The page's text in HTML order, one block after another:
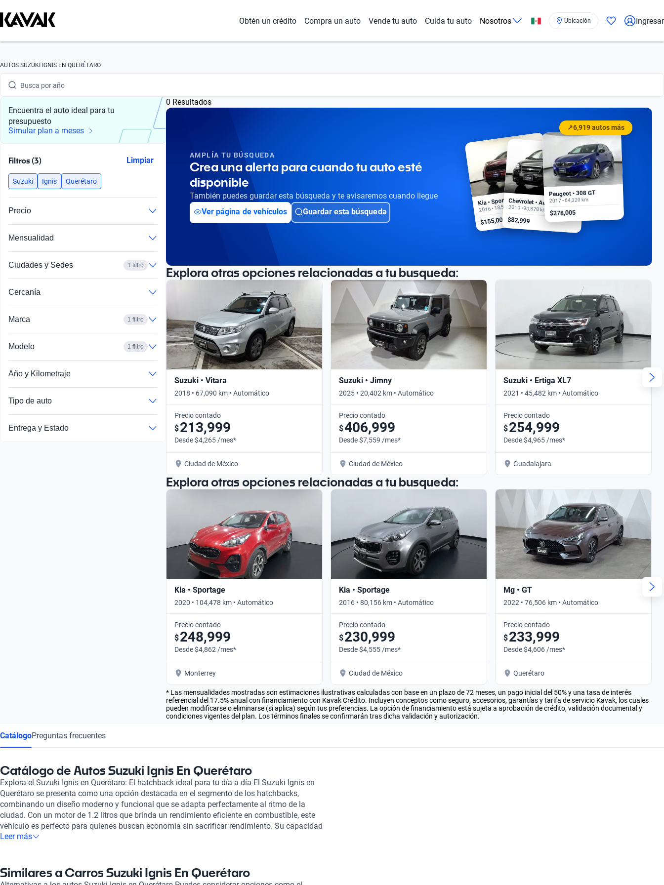
Obtén un crédito Compra un auto Vende tu auto Cuida tu auto Nosotros Ubicación Ingresar
AUTOS SUZUKI IGNIS EN QUERÉTARO
Busca por marca
Busca por modelo
Busca por versión
Busca por año
Busca por marca
Busca por modelo
Busca por año
Encuentra el auto ideal para tu
presupuesto
Simular plan a meses
Filtros (3) Limpiar
Suzuki Ignis Querétaro
Precio
Mensualidad
Ciudades y Sedes 1 filtro
Cercanía
Marca 1 filtro
Modelo 1 filtro
Año y Kilometraje
Tipo de auto
Entrega y Estado
0 Resultados
AMPLÍA TU BÚSQUEDA
Crea una alerta para cuando tu auto esté
disponible
También puedes guardar esta búsqueda y te avisaremos cuando llegue
Ver página de vehículos
Guardar esta búsqueda
↗6,919 autos más
Kia • Sportage EX
2016 • 18,500 km
$155,000
Chevrolet • Aveo
2010 • 90,878 km
$82,999
Peugeot • 308 GT
2017 • 64,320 km
$278,005
Explora otras opciones relacionadas a tu busqueda:
Suzuki • Vitara
2018 • 67,090 km • Automático
Precio contado
$213,999
Desde $4,265 /mes*
Ciudad de México
Suzuki • Jimny
2025 • 20,402 km • Automático
Precio contado
$406,999
Desde $7,559 /mes*
Ciudad de México
Suzuki • Ertiga XL7
2021 • 45,482 km • Automático
Precio contado
$254,999
Desde $4,965 /mes*
Guadalajara
Explora otras opciones relacionadas a tu busqueda:
Kia • Sportage
2020 • 104,478 km • Automático
Precio contado
$248,999
Desde $4,862 /mes*
Monterrey
Kia • Sportage
2016 • 80,156 km • Automático
Precio contado
$230,999
Desde $4,555 /mes*
Ciudad de México
Mg • GT
2022 • 76,506 km • Automático
Precio contado
$233,999
Desde $4,606 /mes*
Querétaro
* Las mensualidades mostradas son estimaciones ilustrativas calculadas con base en un plazo de 72 meses, un pago inicial del 50% y una tasa de interés
referencial del 17.5% anual con financiamiento con Kavak Crédito. Incluyen conceptos como seguro, accesorios, garantías y tarifa de servicio Kavak, los cuales
pueden modificarse o eliminarse (si aplica) según tus preferencias. La opción de financiamiento está sujeta a aprobación de crédito, validación documental y
condiciones vigentes del plan. Los términos finales se confirmarán tras dicha validación y autorización.
CatálogoPreguntas frecuentes
Catálogo de Autos Suzuki Ignis En Querétaro
Explora el Suzuki Ignis en Querétaro: El hatchback ideal para tu día a día El Suzuki Ignis en
Querétaro se presenta como una opción destacada en el segmento de los hatchbacks,
combinando un diseño moderno y funcional que se adapta perfectamente al ritmo de la
ciudad. Con un motor de 1.2 litros que brinda un rendimiento eficiente en combustible, este
vehículo es perfecto para quienes buscan economía sin sacrificar rendimiento. Su capacidad
para alojar hasta cinco personas lo convierte en la elección ideal para viajes con amigos o
que le otorga estabilidad y control en diferentes condiciones de manejo, haciendo que cada
viaje sea cómodo y seguro. Además, su interior, confeccionado en materiales de tela, asegura
Leer más
Similares a Carros Suzuki Ignis En Querétaro